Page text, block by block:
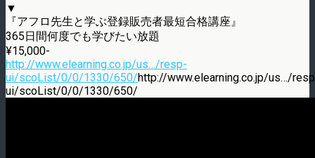
▼
『アフロ先生と学ぶ登録販売者最短合格講座』
365日間何度でも学びたい放題
¥15,000-
http://www.elearning.co.jp/us…/resp-
ui/scoList/0/0/1330/650/http://www.elearning.co.jp/us…/
ui/scoList/0/0/1330/650/